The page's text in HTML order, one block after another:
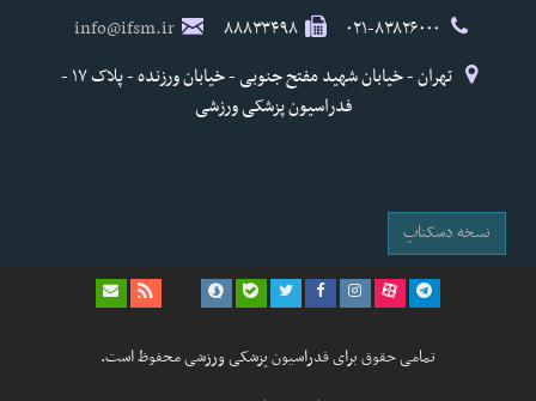
۸۸۸۳۳۴۹۸
info@ifsm.ir
تهران - خیابان شهید مفتح جنوبی - خیابان ورزنده - پلاک ۱۷ -
فدراسیون پزشکی ورزشی
نسخه دسکتاپ
تمامی حقوق برای فدراسیون پزشکی ورزشی محفوظ است.